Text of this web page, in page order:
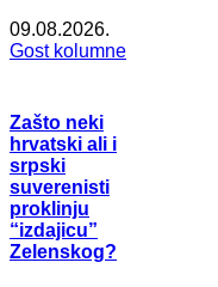
09.08.2026.
Gost kolumne
Zašto neki
hrvatski ali i
srpski
suverenisti
proklinju
“izdajicu”
Zelenskog?